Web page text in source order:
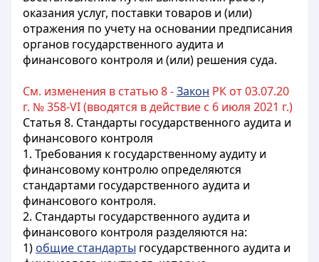
оказания услуг, поставки товаров и (или)
отражения по учету на основании предписания
органов государственного аудита и
финансового контроля и (или) решения суда.
См. изменения в статью 8 -Закон РК от 03.07.20
г. № 358-VI (вводятся в действие с 6 июля 2021 г.)
Статья 8. Стандарты государственного аудита и
финансового контроля
1. Требования к государственному аудиту и
финансовому контролю определяются
стандартами государственного аудита и
финансового контроля.
2. Стандарты государственного аудита и
финансового контроля разделяются на:
1) общие стандарты государственного аудита и